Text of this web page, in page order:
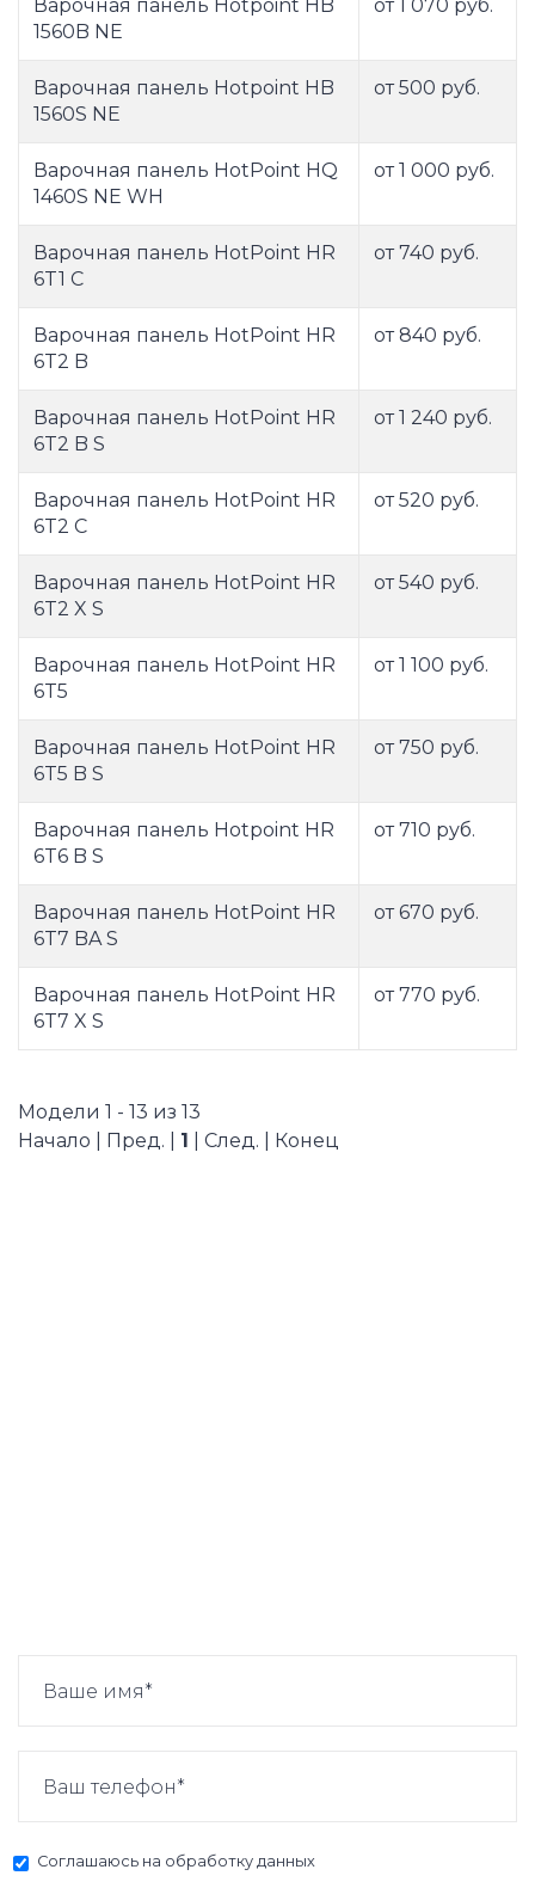
Варочная панель Hotpoint HB
1560B NE
от 1 070 руб.
Варочная панель Hotpoint HB
1560S NE
от 500 руб.
Варочная панель HotPoint HQ
1460S NE WH
от 1 000 руб.
Варочная панель HotPoint HR
6T1 C
от 740 руб.
Варочная панель HotPoint HR
6T2 B
от 840 руб.
Варочная панель HotPoint HR
6T2 B S
от 1 240 руб.
Варочная панель HotPoint HR
6T2 C
от 520 руб.
Варочная панель HotPoint HR
6T2 X S
от 540 руб.
Варочная панель HotPoint HR
6T5
от 1 100 руб.
Варочная панель HotPoint HR
6T5 B S
от 750 руб.
Варочная панель Hotpoint HR
6T6 B S
от 710 руб.
Варочная панель HotPoint HR
6T7 BA S
от 670 руб.
Варочная панель HotPoint HR
6T7 X S
от 770 руб.
Модели 1 - 13 из 13
Начало | Пред. | 1 | След. | Конец
Соглашаюсь на обработку данных